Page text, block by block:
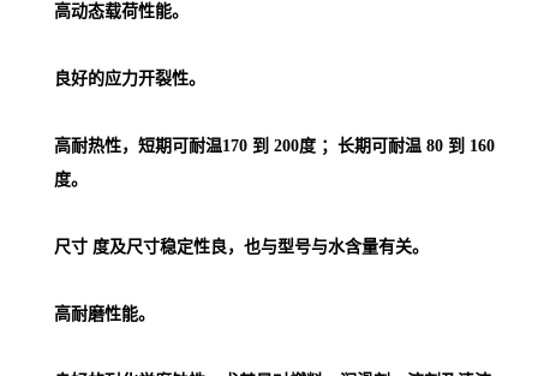
高动态载荷性能。
良好的应力开裂性。
高耐热性，短期可耐温170 到 200度 ；长期可耐温 80 到 160
度。
尺寸 度及尺寸稳定性良，也与型号与水含量有关。
高耐磨性能。